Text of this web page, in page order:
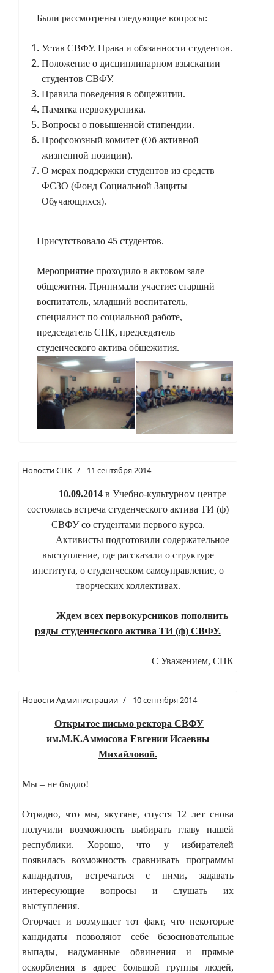
Были рассмотрены следующие вопросы:
Устав СВФУ. Права и обязанности студентов.
Положение о дисциплинарном взыскании
студентов СВФУ.
Правила поведения в общежитии.
Памятка первокурсника.
Вопросы о повышенной стипендии.
Профсоюзный комитет (Об активной
жизненной позиции).
О мерах поддержки студентов из средств
ФСЗО (Фонд Социальной Защиты
Обучающихся).
Присутствовало 45 студентов.
Мероприятие проходило в актовом зале
общежития. Принимали участие: старший
воспитатель, младший воспитатель,
специалист по социальной работе,
председатель СПК, председатель
студенческого актива общежития.
Новости СПК 11 сентября 2014
10.09.2014в Учебно-культурном центре
состоялась встреча студенческого актива ТИ (ф)
СВФУ со студентами первого курса.
Активисты подготовили содержательное
выступление, где рассказали о структуре
института, о студенческом самоуправление, о
творческих коллективах.
Ждем всех первокурсников пополнить
ряды студенческого актива ТИ (ф) СВФУ.
С Уважением, СПК
Новости Администрации 10 сентября 2014
Открытое письмо ректора СВФУ
им.М.К.Аммосова Евгении Исаевны
Михайловой.
Мы – не быдло!
Отрадно, что мы, якутяне, спустя 12 лет снова
получили возможность выбирать главу нашей
республики. Хорошо, что у избирателей
появилась возможность сравнивать программы
кандидатов, встречаться с ними, задавать
интересующие вопросы и слушать их
выступления.
Огорчает и возмущает тот факт, что некоторые
кандидаты позволяют себе безосновательные
выпады, надуманные обвинения и прямые
оскорбления в адрес большой группы людей,